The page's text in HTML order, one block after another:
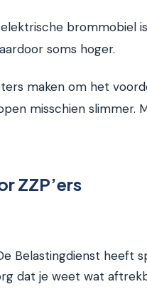
brommobiel
soms hoger.
maken om het
misschien slimmer.
ZZP’ers
Belastingdienst heeft
dat je weet wat